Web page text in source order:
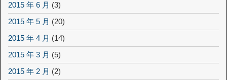
2015 年 6 月 (3)
2015 年 5 月 (20)
2015 年 4 月 (14)
2015 年 3 月 (5)
2015 年 2 月 (2)